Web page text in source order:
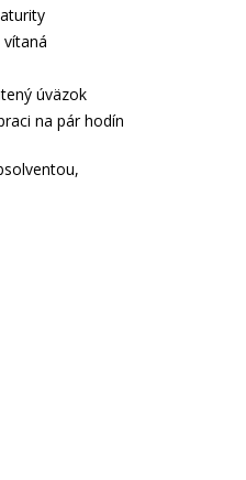
vítaná
úväzok
na pár hodín